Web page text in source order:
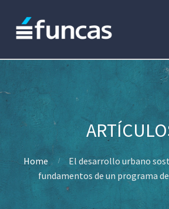
Home
El desarrollo urbano
fundamentos de un programa